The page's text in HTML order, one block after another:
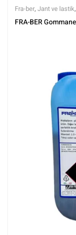
Fra-ber, Jant ve lastik,
Tüm Ürünler,Tüm
FRA-BER